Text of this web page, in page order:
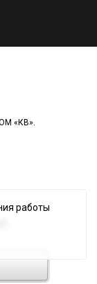
«КВ».
работы